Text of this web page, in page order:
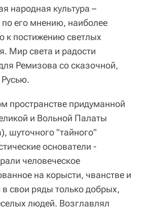
народная культура –
его мнению, наиболее
к постижению светлых
Мир света и радости
Ремизова со сказочной,
пространстве придуманной
и Вольной Палаты
шуточного "тайного"
основатели -
человеческое
на корысти, чванстве и
свои ряды только добрых,
людей. Возглавлял